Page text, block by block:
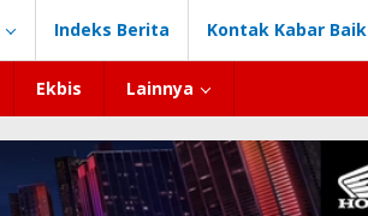
Indeks Berita Kontak Kabar Baik
Ekbis Lainnya